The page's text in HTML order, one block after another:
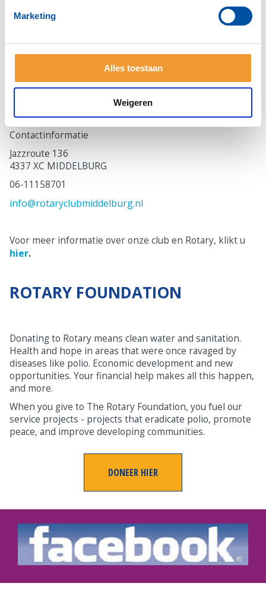
Marketing
Alles toestaan
Weigeren
4331 NJ MIDDELBURG
Voorzitter: Suzanne Hensels
Contactinformatie
Jazzroute 136
4337 XC MIDDELBURG
06-11158701
info@rotaryclubmiddelburg.nl
Voor meer informatie over onze club en Rotary, klikt u
hier.
ROTARY FOUNDATION
Donating to Rotary means clean water and sanitation.
Health and hope in areas that were once ravaged by
diseases like polio. Economic development and new
opportunities. Your financial help makes all this happen,
and more.
When you give to The Rotary Foundation, you fuel our
service projects - projects that eradicate polio, promote
peace, and improve developing communities.
DONEER HIER